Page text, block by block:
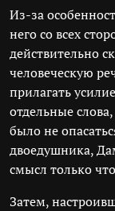
Из-за
него со всех
действительно
человеческую
прилагать
отдельные
было не
двоедушника,
смысл только
Затем,